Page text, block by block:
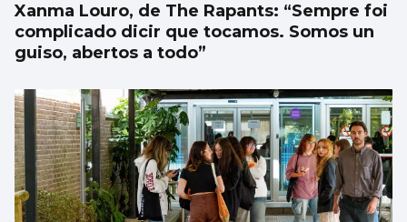
Xanma Louro, de The Rapants: “Sempre foi
complicado dicir que tocamos. Somos un
guiso, abertos a todo”